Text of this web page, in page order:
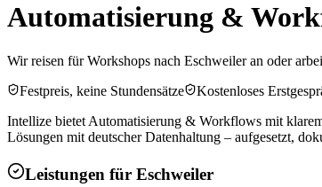
Automatisierung &
Wir reisen für Workshops nach Eschweiler an oder
Festpreis, keine Stundensätze
Kostenloses
Intellize bietet Automatisierung & Workflows mit
Lösungen mit deutscher Datenhaltung – aufgesetzt,
Leistungen für Eschweiler